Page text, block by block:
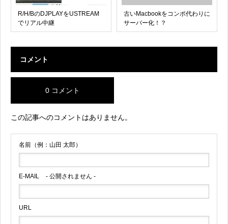
R/H/BのDJPLAYをUSTREAM
でリアル中継
古いMacbookをコンポ代わりに
サーバー化！？
コメント
0 コメント
この記事へのコメントはありません。
名前（例：山田 太郎）
E-MAIL - 公開されません -
URL